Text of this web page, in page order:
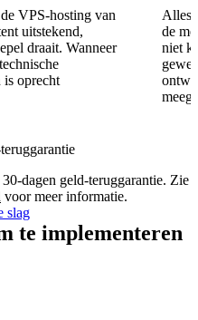
VPS-hosting van
uitstekend,
draait. Wanneer
is oprecht
Alles
de
niet
dagen geld-teruggarantie. Zie
voor meer informatie.
slag
te implementeren